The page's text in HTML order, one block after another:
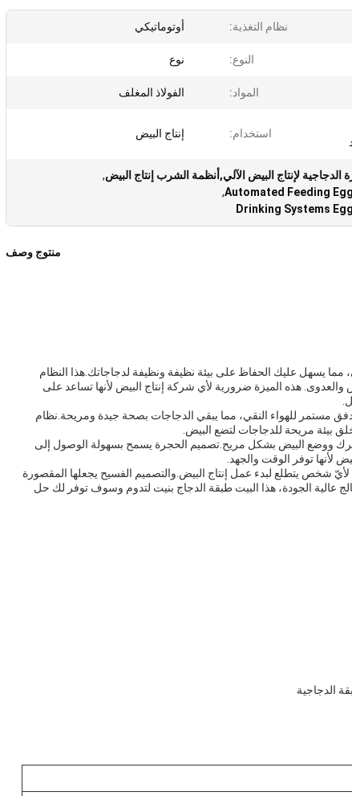
نظام التغذية: أوتوماتيكي
النوع: نوع
المواد: الفولاذ المغلف
استخدام: إنتاج البيض
الدجاجية لإنتاج البيض الآلي,أنظمة الشرب إنتاج البيض,
Automated Feeding
,
Drinking Systems
منتوج وصف
مما يسهل عليك الحفاظ على بيئة نظيفة ونظيفة لدجاجاتك.هذا النظام
هذه الميزة ضرورية لأي شركة إنتاج البيض لأنها تساعد على
مستمر للهواء النقي، مما يبقي الدجاجات بصحة جيدة ومريحة.نظام
بيئة مريحة للدجاجات لتضع البيض.
ووضع البيض بشكل مريح.تصميم الحجرة يسمح بسهولة الوصول إلى
لأنها توفر الوقت والجهد.
لأيّ شخص يتطلع لبدء عمل إنتاج البيض.والتصميم الفسيح يجعلها المقصورة
عالية الجودة، هذا البيت طبقة الدجاج بنيت لتدوم وسوف توفر لك حل
الدجاجية